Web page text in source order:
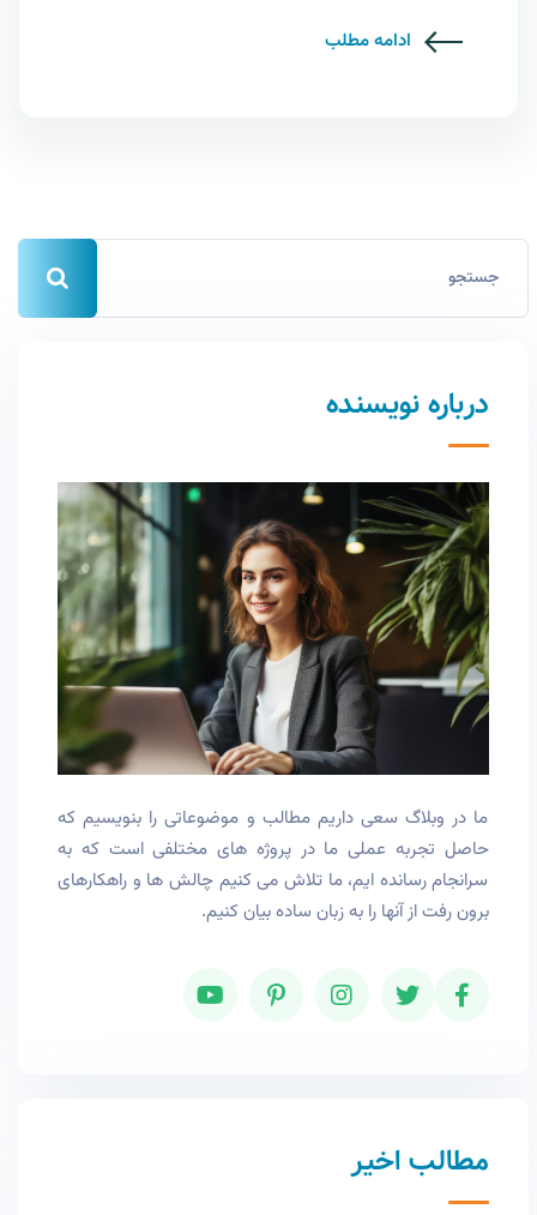
ادامه مطلب
درباره نویسنده
ما در وبلاگ سعی داریم مطالب و موضوعاتی را بنویسیم که
حاصل تجربه عملی ما در پروژه های مختلفی است که به
سرانجام رسانده ایم، ما تلاش می کنیم چالش ها و راهکارهای
برون رفت از آنها را به زبان ساده بیان کنیم.
مطالب اخیر